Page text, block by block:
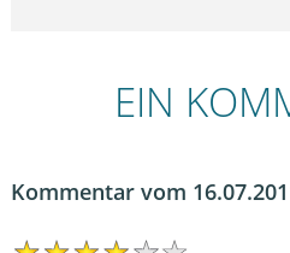
EIN
Kommentar vom